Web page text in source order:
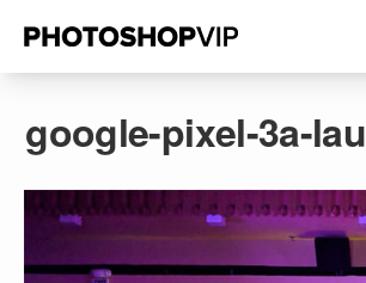
google-pixel-3a-